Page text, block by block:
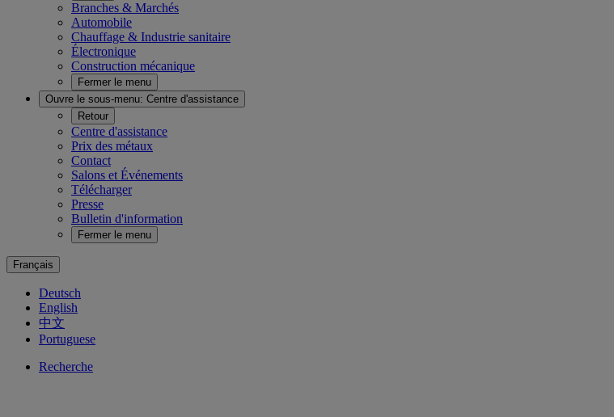
Branches & Marchés
Automobile
Chauffage & Industrie sanitaire
Électronique
Construction mécanique
Fermer le menu
Ouvre le sous-menu: Centre d'assistance
Retour
Centre d'assistance
Prix des métaux
Contact
Salons et Événements
Télécharger
Presse
Bulletin d'information
Fermer le menu
Français
Deutsch
English
中文
Portuguese
Recherche